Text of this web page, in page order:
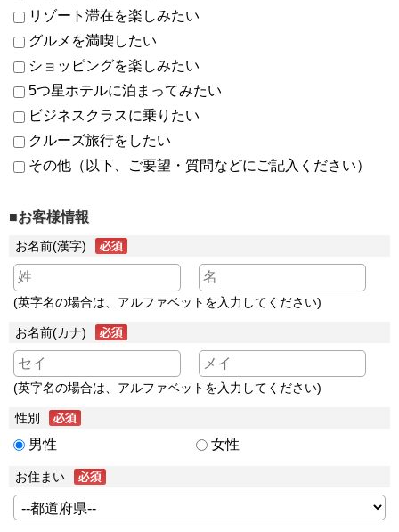
リゾート滞在を楽しみたい
グルメを満喫したい
ショッピングを楽しみたい
5つ星ホテルに泊まってみたい
ビジネスクラスに乗りたい
クルーズ旅行をしたい
その他（以下、ご要望・質問などにご記入ください）
■お客様情報
お名前(漢字)
(英字名の場合は、アルファベットを入力してください)
お名前(カナ)
(英字名の場合は、アルファベットを入力してください)
性別
男性 女性
お住まい